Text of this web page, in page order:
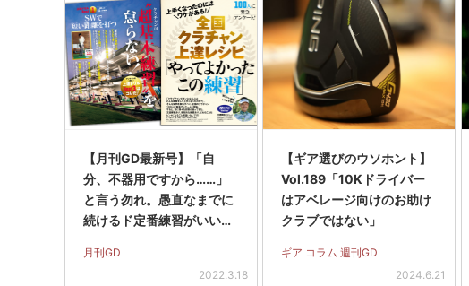
【月刊GD最新号】「自
分、不器用ですから……」
と言う勿れ。愚直なまでに
続けるド定番練習がいいの
月刊GD
2022.3.18
【ギア選びのウソホント】
Vol.189「10Kドライバー
はアベレージ向けのお助け
クラブではない」
ギア コラム 週刊GD
2024.6.21